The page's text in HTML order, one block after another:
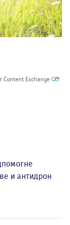
Content Exchange
и антидрон